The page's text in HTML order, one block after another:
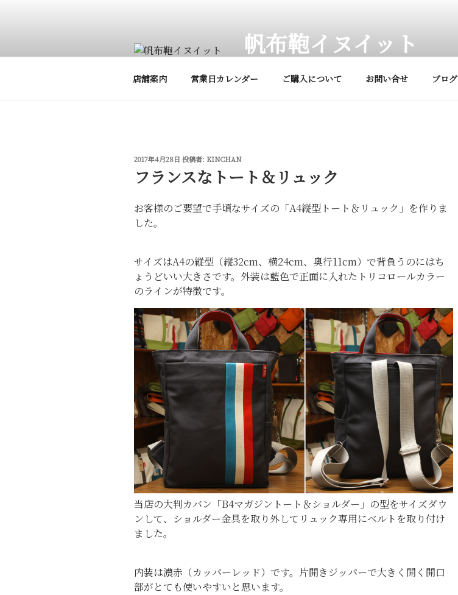
帆布鞄イヌイット
店舗案内 営業日カレンダー ご購入について お問い合せ ブログ
投
日:
2017年4月28日 投稿者: KINCHAN
フランスなトート＆リュック
お客様のご要望で手頃なサイズの「A4縦型トート＆リュック」を作りま
した。
サイズはA4の縦型（縦32cm、横24cm、奥行11cm）で背負うのにはち
ょうどいい大きさです。外装は藍色で正面に入れたトリコロールカラー
のラインが特徴です。
当店の大判カバン「B4マガジントート＆ショルダー」の型をサイズダウ
ンして、ショルダー金具を取り外してリュック専用にベルトを取り付け
ました。
内装は濃赤（カッパーレッド）です。片開きジッパーで大きく開く開口
部がとても使いやすいと思います。